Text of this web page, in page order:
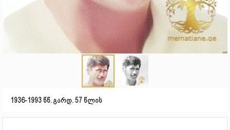
1936-1993 წწ. გარდ. 57 წლის